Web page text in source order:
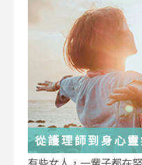
從護理師到身心
低谷，都能成為